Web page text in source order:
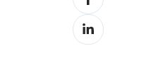
Facebook
Weiterleiten
LinkedIn